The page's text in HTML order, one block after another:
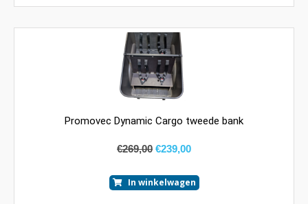
Promovec Dynamic Cargo tweede bank
€269,00 €239,00
In winkelwagen